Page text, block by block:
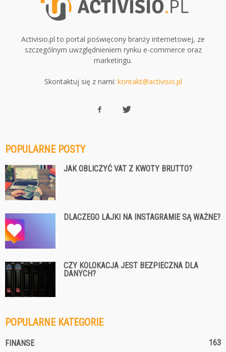
Activisio.pl to portal poświęcony branży internetowej, ze
szczególnym uwzględnieniem rynku e-commerce oraz
marketingu.
Skontaktuj się z nami: kontakt@activisio.pl
POPULARNE POSTY
JAK OBLICZYĆ VAT Z KWOTY BRUTTO?
DLACZEGO LAJKI NA INSTAGRAMIE SĄ WAŻNE?
CZY KOLOKACJA JEST BEZPIECZNA DLA
DANYCH?
POPULARNE KATEGORIE
FINANSE 163